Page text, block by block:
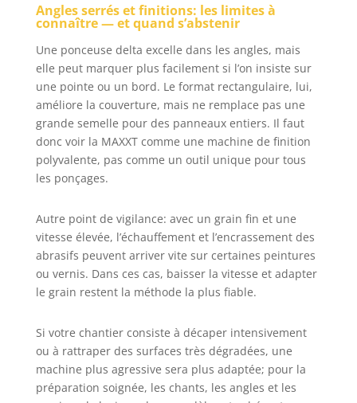
Angles serrés et finitions: les limites à
connaître — et quand s’abstenir
Une ponceuse delta excelle dans les angles, mais
elle peut marquer plus facilement si l’on insiste sur
une pointe ou un bord. Le format rectangulaire, lui,
améliore la couverture, mais ne remplace pas une
grande semelle pour des panneaux entiers. Il faut
donc voir la MAXXT comme une machine de finition
polyvalente, pas comme un outil unique pour tous
les ponçages.
Autre point de vigilance: avec un grain fin et une
vitesse élevée, l’échauffement et l’encrassement des
abrasifs peuvent arriver vite sur certaines peintures
ou vernis. Dans ces cas, baisser la vitesse et adapter
le grain restent la méthode la plus fiable.
Si votre chantier consiste à décaper intensivement
ou à rattraper des surfaces très dégradées, une
machine plus agressive sera plus adaptée; pour la
préparation soignée, les chants, les angles et les